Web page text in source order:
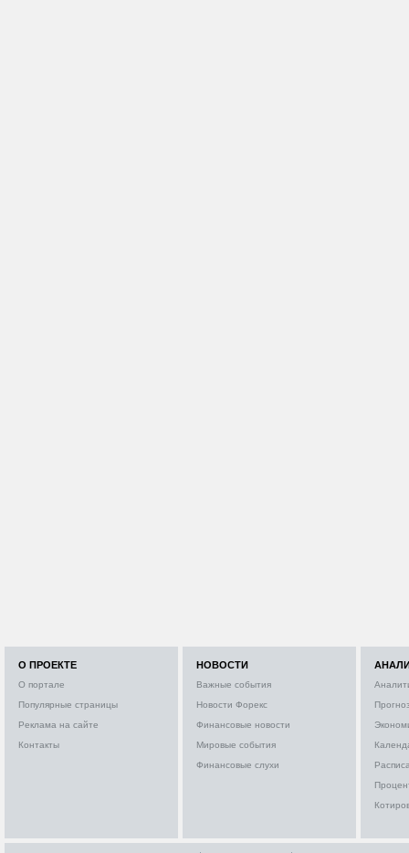
О ПРОЕКТЕ
О портале
Популярные страницы
Реклама на сайте
Контакты
НОВОСТИ
Важные события
Новости Форекс
Финансовые новости
Мировые события
Финансовые слухи